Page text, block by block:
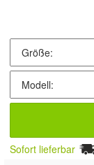
Sofort lieferbar